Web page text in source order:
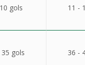
gols 11 -
gols 36 -